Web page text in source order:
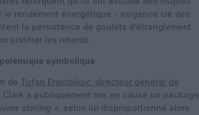
rendement énergétique – exigence clé des
la persistance de goulets d’étranglement
justifier les retards.
symbolique
de Tufan Erginbilgic, directeur général de
Clark a publiquement mis en cause un package
sterling », selon lui disproportionné alors